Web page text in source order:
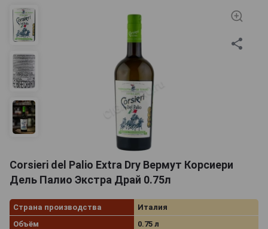
Corsieri del Palio Extra Dry Вермут Корсиери
Дель Палио Экстра Драй 0.75л
Страна производства
Италия
Объём
0.75 л